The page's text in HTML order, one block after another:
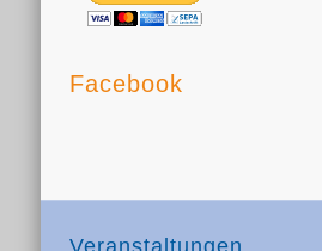
Facebook